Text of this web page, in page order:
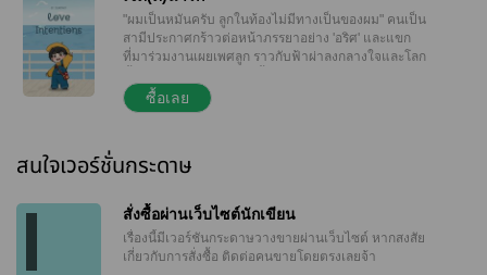
"ผมเป็นหมันครับ ลูกในท้องไม่มีทางเป็นของผม" คนเป็น
สามีประกาศกร้าวต่อหน้าภรรยาอย่าง 'อริศ' และแขก
ที่มาร่วมงานเผยเพศลูก ราวกับฟ้าผ่าลงกลางใจและโลก
ซื้อเลย
สนใจเวอร์ชั่นกระดาษ
สั่งซื้อผ่านเว็บไซต์นักเขียน
เรื่องนี้มีเวอร์ชันกระดาษวางขายผ่านเว็บไซต์ หากสงสัย
เกี่ยวกับการสั่งซื้อ ติดต่อคนขายโดยตรงเลยจ้า